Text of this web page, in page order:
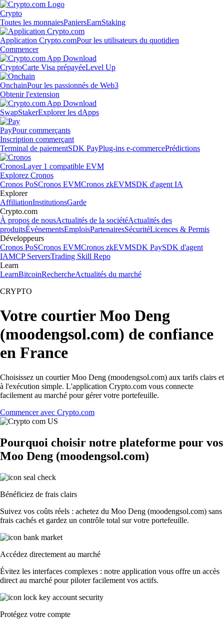
Crypto
Toutes les monnaiesPaniersEarnStaking
Application Crypto.comPour les utilisateurs du quotidien
Commencer
CryptoCarte Visa prépayéeLevel Up
OnchainPour les passionnés de Web3
Obtenir l'extension
SwapStakerExplorer les dApps
PayPour commerçants
Inscription commerçant
Terminal de paiementSDK PayPlug-ins e-commercePrédictions
CronosLayer 1 compatible EVM
Explorez Cronos
Cronos PoSCronos EVMCronos zkEVMSDK d'agent IA
Explorer
AffiliationInstitutionsGarde
Crypto.com
À propos de nousActualités de la sociétéActualités des
produitsÉvénementsEmploisPartenairesSécuritéLicences & Permis
Développeurs
Cronos PoSCronos EVMCronos zkEVMSDK PaySDK d'agent
IAMCP ServersTrading Skill Repo
Learn
LearnBitcoinRechercheActualités du marché
CRYPTO
Votre courtier Moo Deng
(moodengsol.com) de confiance
en France
Choisissez un courtier Moo Deng (moodengsol.com) aux tarifs clairs et
à l'exécution simple. L'application Crypto.com vous connecte
facilement au marché pour gérer votre portefeuille.
Commencer avec Crypto.com
Pourquoi choisir notre plateforme pour vos
Moo Deng (moodengsol.com)
Bénéficiez de frais clairs
Suivez vos coûts réels : achetez du Moo Deng (moodengsol.com) sans
frais cachés et gardez un contrôle total sur votre portefeuille.
Accédez directement au marché
Évitez les interfaces complexes : notre application vous offre un accès
direct au marché pour piloter facilement vos actifs.
Protégez votre compte